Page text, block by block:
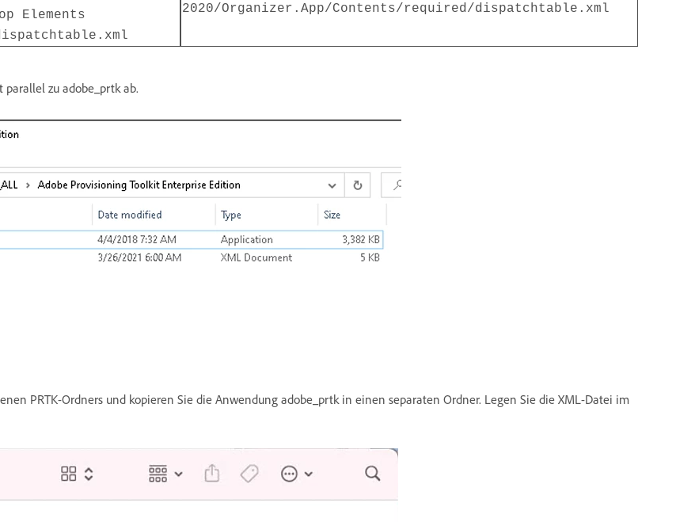
Elements
2020/Organizer.App/Contents/required/dispatchtable.xml
parallel zu adobe_prtk ab.
PRTK-Ordners und kopieren Sie die Anwendung adobe_prtk in einen separaten Ordner. Legen Sie die XML-Datei im